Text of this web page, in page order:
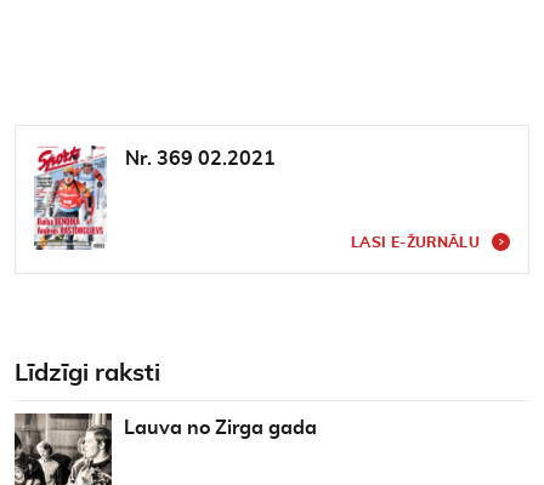
Nr. 369 02.2021
LASI E-ŽURNĀLU
Līdzīgi raksti
Lauva no Zirga gada